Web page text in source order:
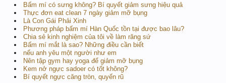
Bấm mí có sưng không? Bí quyết giảm sưng hiệu quả
Thực đơn eat clean 7 ngày giảm mỡ bụng
Là Con Gái Phải Xinh
Phương pháp bấm mí Hàn Quốc tồn tại được bao lâu?
Chia sẻ kinh nghiệm của tôi về làm răng sứ
Bấm mí mắt là sao? Những điều cần biết
nếu anh yêu một người như em
Nên tập gym hay yoga để giảm mỡ bụng
Kem nở ngực sadoer có tốt không?
Bí quyết ngực căng tròn, quyến rũ